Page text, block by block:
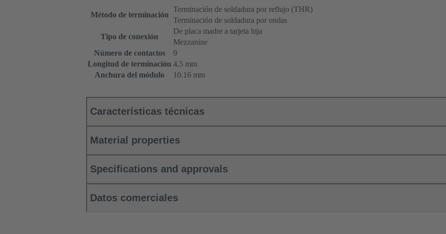
Método de terminación
Terminación de soldadura por reflujo (THR)
Terminación de soldadura por ondas
Tipo de conexión
De placa madre a tarjeta hija
Mezzanine
Número de contactos
9
Longitud de terminación 4.5 mm
Anchura del módulo
10.16 mm
Características técnicas
Material properties
Specifications and approvals
Datos comerciales